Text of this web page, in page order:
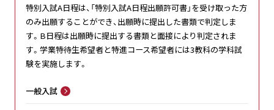
特別入試A日程は、「特別入試A日程出願許可書」を受け取った方
のみ出願することができ、出願時に提出した書類で判定しま
す。B日程は出願時に提出する書類と面接により判定されま
す。学業特待生希望者と特進コース希望者には3教科の学科試
験を実施します。
一般入試